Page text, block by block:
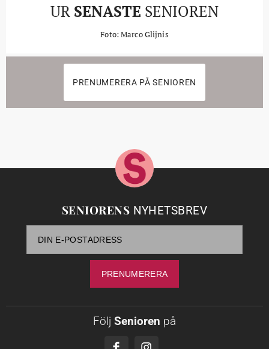
UR SENASTE SENIOREN
Foto: Marco Glijnis
PRENUMERERA PÅ SENIOREN
SENIORENS NYHETSBREV
Följ Senioren på